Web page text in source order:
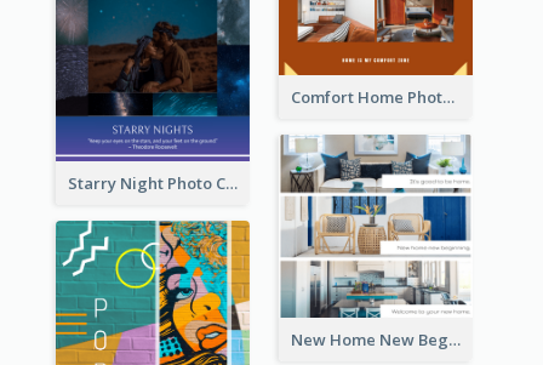
Comfort Home Photo Collage
Starry Night Photo Collage
New Home New Beginning Photo Collage